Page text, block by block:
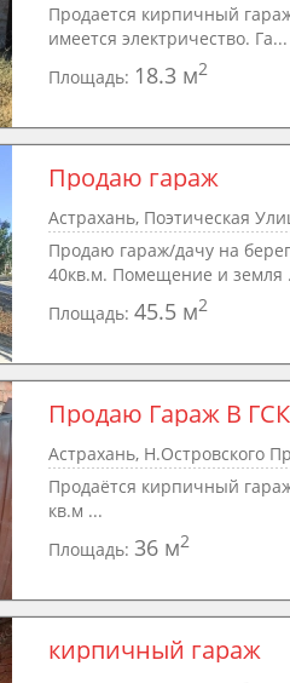
Продается кирпичный
имеется электричество. Га...
Площадь: 18.3 м2
Продаю гараж
Астрахань, Поэтическая
Продаю гараж/дачу на
40кв.м. Помещение и земля
Площадь: 45.5 м2
Продаю Гараж В
Астрахань, Н.Островского
Продаётся кирпичный
кв.м ...
Площадь: 36 м2
кирпичный гараж